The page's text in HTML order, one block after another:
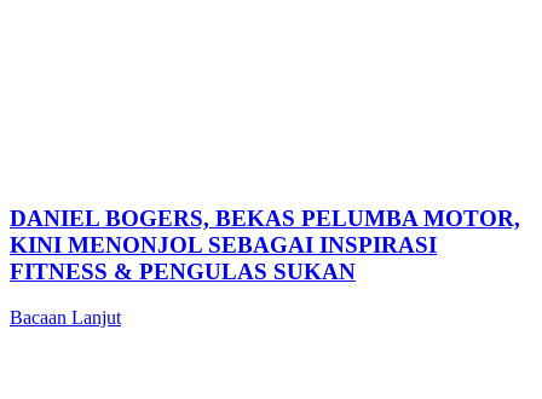
DANIEL BOGERS, BEKAS PELUMBA MOTOR,
KINI MENONJOL SEBAGAI INSPIRASI
FITNESS & PENGULAS SUKAN
Bacaan Lanjut